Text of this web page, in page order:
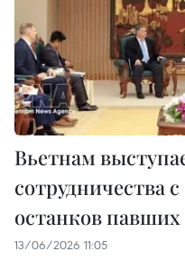
Вьетнам
сотрудничества
останков
13/06/2026 11:05